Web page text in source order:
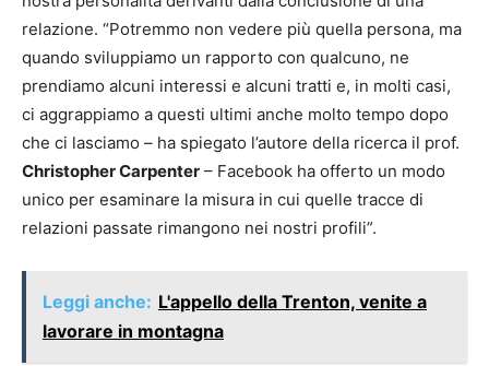
relazione. “Potremmo non vedere più quella persona, ma
quando sviluppiamo un rapporto con qualcuno, ne
prendiamo alcuni interessi e alcuni tratti e, in molti casi,
ci aggrappiamo a questi ultimi anche molto tempo dopo
che ci lasciamo – ha spiegato l’autore della ricerca il prof.
Christopher Carpenter – Facebook ha offerto un modo
unico per esaminare la misura in cui quelle tracce di
relazioni passate rimangono nei nostri profili”.
Leggi anche: L'appello della Trenton, venite a
lavorare in montagna